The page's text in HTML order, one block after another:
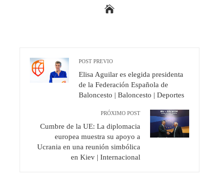
POST PREVIO
Elisa Aguilar es elegida presidenta
de la Federación Española de
Baloncesto | Baloncesto | Deportes
PRÓXIMO POST
Cumbre de la UE: La diplomacia
europea muestra su apoyo a
Ucrania en una reunión simbólica
en Kiev | Internacional